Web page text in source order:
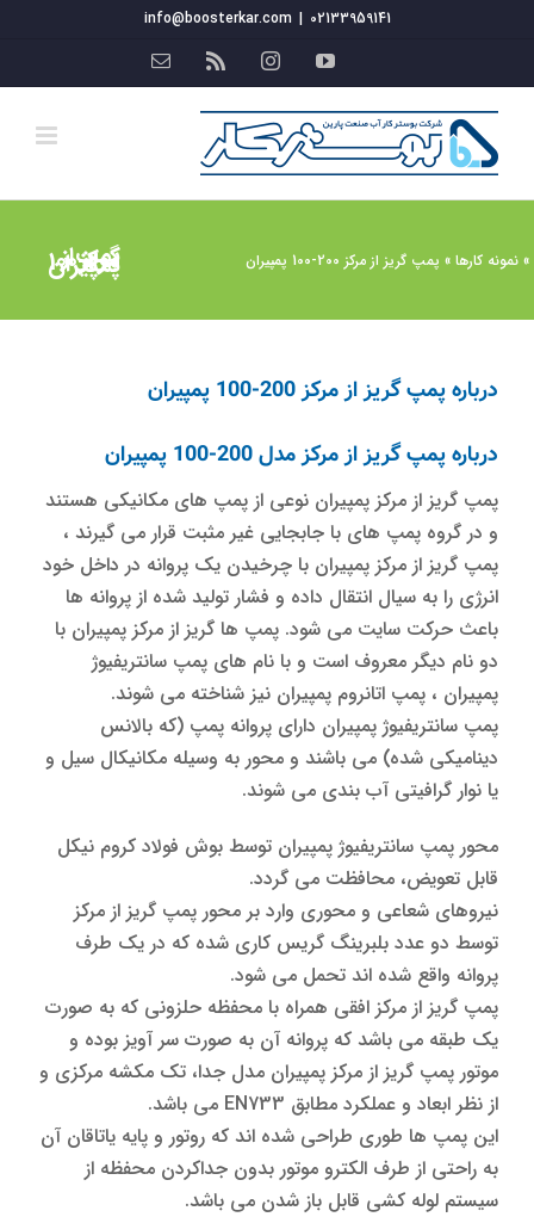
محتوا
02133959141
|
info@boosterkar.com
YouTube
Instagram
Rss ایمیل
پمپ گریز از مرکز 200-100 پمپیران » نمونه کارها » پمپ گریز از مرکز 200-100 پمپیران
درباره پمپ گریز از مرکز 200-100 پمپیران
درباره پمپ گریز از مرکز مدل 200-100 پمپیران
پمپ گریز از مرکز پمپیران نوعی از پمپ های مکانیکی هستند
و در گروه پمپ های با جابجایی غیر مثبت قرار می گیرند ،
پمپ گریز از مرکز پمپیران با چرخیدن یک پروانه در داخل خود
انرژی را به سیال انتقال داده و فشار تولید شده از پروانه ها
باعث حرکت سایت می شود. پمپ ها گریز از مرکز پمپیران با
دو نام دیگر معروف است و با نام های پمپ سانتریفیوژ
پمپیران ، پمپ اتانروم پمپیران نیز شناخته می شوند.
پمپ سانتریفیوژ پمپیران دارای پروانه پمپ (که بالانس
دینامیکی شده) می باشند و محور به وسیله مکانیکال سیل و
یا نوار گرافیتی آب بندی می شوند.
محور پمپ سانتریفیوژ پمپیران توسط بوش فولاد کروم نیکل
قابل تعویض، محافظت می گردد.
نیروهای شعاعی و محوری وارد بر محور پمپ گریز از مرکز
توسط دو عدد بلبرینگ گریس کاری شده که در یک طرف
پروانه واقع شده اند تحمل می شود.
پمپ گریز از مرکز افقی همراه با محفظه حلزونی که به صورت
یک طبقه می باشد که پروانه آن به صورت سر آویز بوده و
موتور پمپ گریز از مرکز پمپیران مدل جدا، تک مکشه مرکزی و
از نظر ابعاد و عملکرد مطابق EN733 می باشد.
این پمپ ها طوری طراحی شده اند که روتور و پایه یاتاقان آن
به راحتی از طرف الکترو موتور بدون جداکردن محفظه از
سیستم لوله کشی قابل باز شدن می باشد.